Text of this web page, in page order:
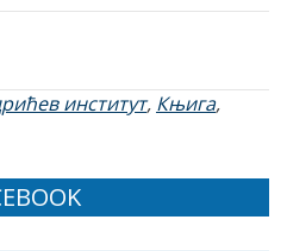
институт, Књига,